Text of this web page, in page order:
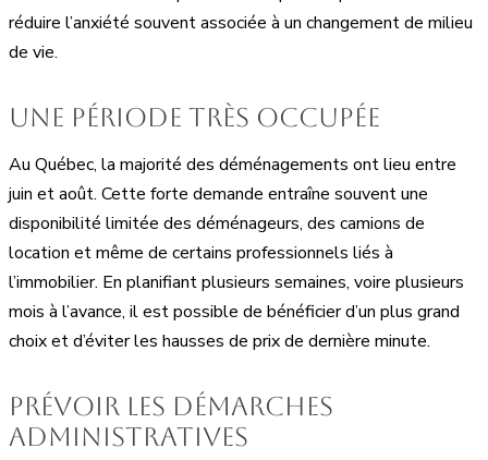
réduire l’anxiété souvent associée à un changement de milieu
de vie.
Une période très occupée
Au Québec, la majorité des déménagements ont lieu entre
juin et août. Cette forte demande entraîne souvent une
disponibilité limitée des déménageurs, des camions de
location et même de certains professionnels liés à
l’immobilier. En planifiant plusieurs semaines, voire plusieurs
mois à l’avance, il est possible de bénéficier d’un plus grand
choix et d’éviter les hausses de prix de dernière minute.
Prévoir les démarches
administratives